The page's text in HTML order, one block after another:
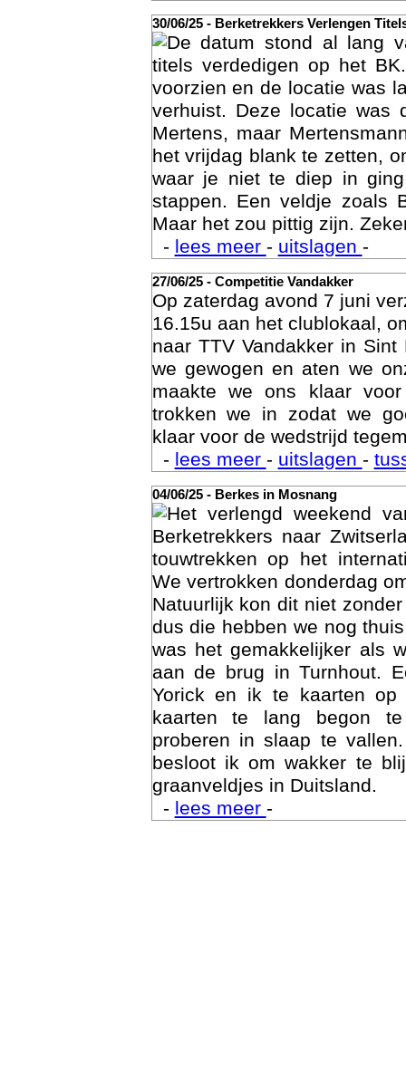
30/06/25 - Berketrekkers Verlengen
De datum stond al lang
titels verdedigen op het
voorzien en de locatie was
verhuist. Deze locatie was
Mertens, maar
het vrijdag blank te zetten,
waar je niet te diep in
stappen. Een veldje zoals
Maar het zou pittig zijn.
- lees meer - uitslagen -
27/06/25 - Competitie Vandakker
Op zaterdag avond 7 juni
16.15u aan het clublokaal,
naar TTV Vandakker in
we gewogen en aten we
maakte we ons klaar
trokken we in zodat we
klaar voor de wedstrijd
- lees meer - uitslagen -
04/06/25 - Berkes in Mosnang
Het verlengd weekend
Berketrekkers naar
touwtrekken op het
We vertrokken donderdag
Natuurlijk kon dit niet
dus die hebben we nog
was het gemakkelijker als
aan de brug in Turnhout.
Yorick en ik te kaarten op
kaarten te lang begon
proberen in slaap te
besloot ik om wakker te
graanveldjes in Duitsland.
- lees meer -